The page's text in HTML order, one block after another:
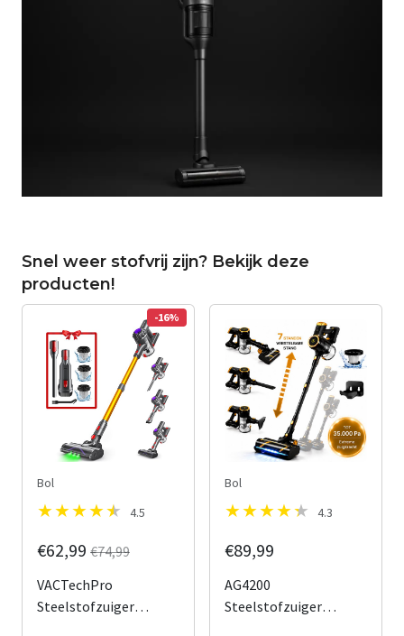
Snel weer stofvrij zijn? Bekijk deze
producten!
-16%
Bol
4.5
€62,99 €74,99
VACTechPro
Steelstofzuiger
Bol
4.3
€89,99
AG4200
Steelstofzuiger